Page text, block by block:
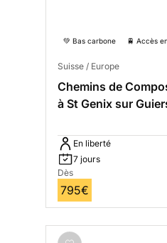
💚 Bas carbone 🚆 Accès
Suisse / Europe
Chemins de
à St Genix sur
En liberté
7 jours
Dès
795€